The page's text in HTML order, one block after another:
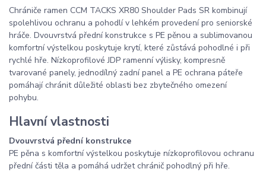
Chrániče ramen CCM TACKS XR80 Shoulder Pads SR kombinují
spolehlivou ochranu a pohodlí v lehkém provedení pro seniorské
hráče. Dvouvrstvá přední konstrukce s PE pěnou a sublimovanou
komfortní výstelkou poskytuje krytí, které zůstává pohodlné i při
rychlé hře. Nízkoprofilové JDP ramenní výlisky, kompresně
tvarované panely, jednodílný zadní panel a PE ochrana páteře
pomáhají chránit důležité oblasti bez zbytečného omezení
pohybu.
Hlavní vlastnosti
Dvouvrstvá přední konstrukce
PE pěna s komfortní výstelkou poskytuje nízkoprofilovou ochranu
přední části těla a pomáhá udržet chránič pohodlný při hře.